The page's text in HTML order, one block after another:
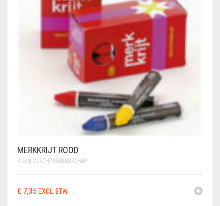
MERKKRIJT ROOD
KLEIN VLECHTGEREEDSCHAP
€ 7,35 EXCL. BTW